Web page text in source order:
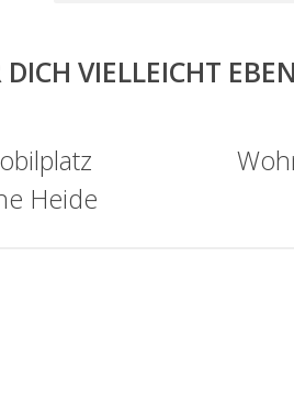
DICH VIELLEICHT
Heide